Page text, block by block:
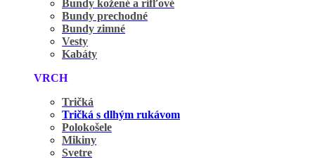
Bundy kožené a rifľové
Bundy prechodné
Bundy zimné
Vesty
Kabáty
VRCH
Tričká
Tričká s dlhým rukávom
Polokošele
Mikiny
Svetre